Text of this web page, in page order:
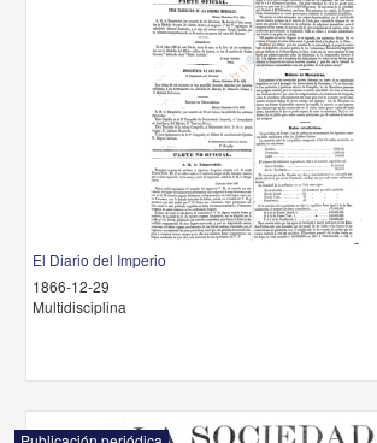
El Diario del Imperio
1866-12-29
Multidisciplina